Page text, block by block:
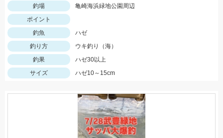
釣場
亀崎海浜緑地公園周辺
ポイント
釣魚
ハゼ
釣り方
ウキ釣り（海）
釣果
ハゼ30以上
サイズ
ハゼ10～15cm